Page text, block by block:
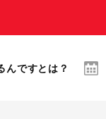
んですとは？